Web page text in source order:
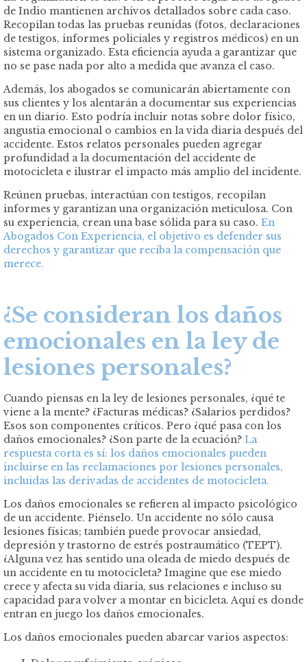
de Indio mantienen archivos detallados sobre cada caso.
Recopilan todas las pruebas reunidas (fotos, declaraciones
de testigos, informes policiales y registros médicos) en un
sistema organizado. Esta eficiencia ayuda a garantizar que
no se pase nada por alto a medida que avanza el caso.
Además, los abogados se comunicarán abiertamente con
sus clientes y los alentarán a documentar sus experiencias
en un diario. Esto podría incluir notas sobre dolor físico,
angustia emocional o cambios en la vida diaria después del
accidente. Estos relatos personales pueden agregar
profundidad a la documentación del accidente de
motocicleta e ilustrar el impacto más amplio del incidente.
Reúnen pruebas, interactúan con testigos, recopilan
informes y garantizan una organización meticulosa. Con
su experiencia, crean una base sólida para su caso. En
Abogados Con Experiencia, el objetivo es defender sus
derechos y garantizar que reciba la compensación que
merece.
¿Se consideran los daños
emocionales en la ley de
lesiones personales?
Cuando piensas en la ley de lesiones personales, ¿qué te
viene a la mente? ¿Facturas médicas? ¿Salarios perdidos?
Esos son componentes críticos. Pero ¿qué pasa con los
daños emocionales? ¿Son parte de la ecuación? La
respuesta corta es sí: los daños emocionales pueden
incluirse en las reclamaciones por lesiones personales,
incluidas las derivadas de accidentes de motocicleta.
Los daños emocionales se refieren al impacto psicológico
de un accidente. Piénselo. Un accidente no sólo causa
lesiones físicas; también puede provocar ansiedad,
depresión y trastorno de estrés postraumático (TEPT).
¿Alguna vez has sentido una oleada de miedo después de
un accidente en tu motocicleta? Imagine que ese miedo
crece y afecta su vida diaria, sus relaciones e incluso su
capacidad para volver a montar en bicicleta. Aquí es donde
entran en juego los daños emocionales.
Los daños emocionales pueden abarcar varios aspectos: